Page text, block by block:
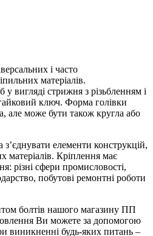
і часто
матеріалів.
у вигляді стрижня з різьбленням і
ключ. Форма голівки
але може бути також кругла або
елементи конструкцій,
матеріалів. Кріплення має
різні сфери промисловості,
побутові ремонтні роботи
болтів нашого магазину ПП
Ви можете за допомогою
виникненні будь-яких питань –